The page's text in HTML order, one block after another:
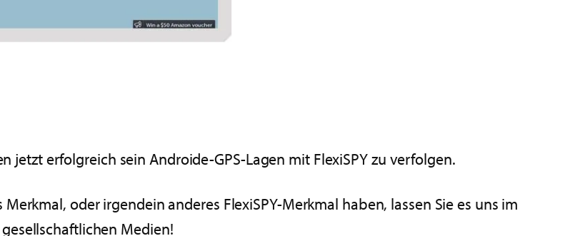
jetzt erfolgreich sein Androide-GPS-Lagen mit FlexiSPY zu verfolgen.
oder irgendein anderes FlexiSPY-Merkmal haben, lassen Sie es uns im
Medien!